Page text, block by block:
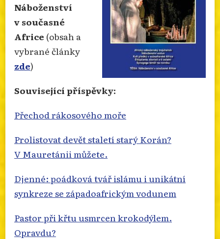
Náboženství
v současné
Africe (obsah a
vybrané články
zde)
Související příspěvky:
Přechod rákosového moře
Prolistovat devět staletí starý Korán?
V Mauretánii můžete.
Djenné: poádková tvář islámu i unikátní
synkreze se západoafrickým vodunem
Pastor při křtu usmrcen krokodýlem.
Opravdu?